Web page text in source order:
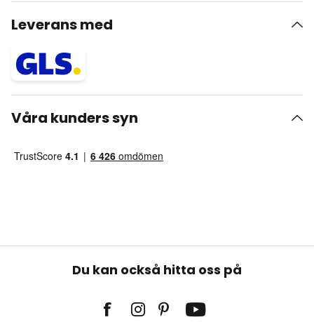
Leverans med
Våra kunders syn
Du kan också hitta oss på